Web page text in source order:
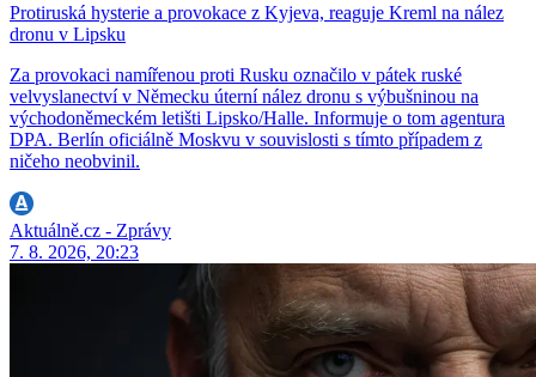
Protiruská hysterie a provokace z Kyjeva, reaguje Kreml na nález
dronu v Lipsku
Za provokaci namířenou proti Rusku označilo v pátek ruské
velvyslanectví v Německu úterní nález dronu s výbušninou na
východoněmeckém letišti Lipsko/Halle. Informuje o tom agentura
DPA. Berlín oficiálně Moskvu v souvislosti s tímto případem z
ničeho neobvinil.
Aktuálně.cz - Zprávy
7. 8. 2026, 20:23